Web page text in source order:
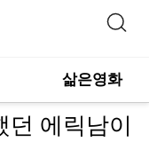
삶은영화
에릭남이